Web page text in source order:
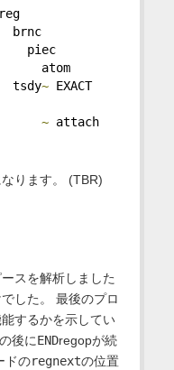
~
EXACT
~ attach
ります。 (TBR)
スを解析しました
した。 最後のプロ
するかを示してい
後にENDregopが続
ドのregnextの位置